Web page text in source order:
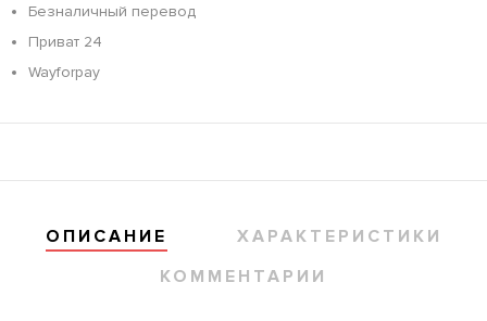
Безналичный перевод
Приват 24
Wayforpay
ОПИСАНИЕ
ХАРАКТЕРИСТИКИ
КОММЕНТАРИИ